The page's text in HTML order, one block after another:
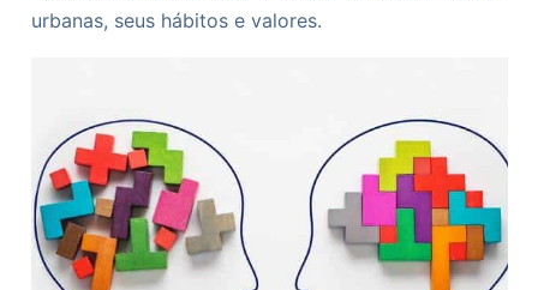
urbanas, seus hábitos e valores.